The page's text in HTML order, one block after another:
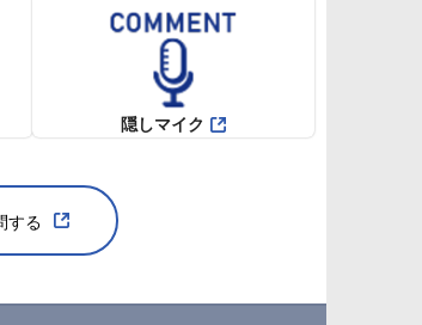
隠しマイク
する